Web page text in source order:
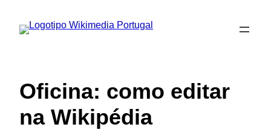
para
Oficina: como editar
na Wikipédia